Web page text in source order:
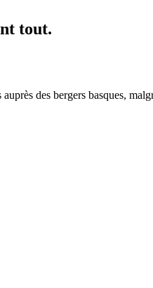
tout.
des bergers basques,